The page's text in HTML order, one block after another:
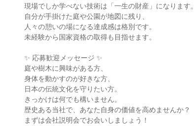
現場でしか学べない技術は「一生の財産」になります。
自分が手掛けた庭や公園が地図に残り、
人々の憩いの場になる達成感は格別です。
未経験から国家資格の取得も目指せます。
✨ 応募歓迎メッセージ ✨
庭や樹木に興味がある方、
身体を動かすのが好きな方、
日本の伝統文化を守りたい方。
きっかけは何でも構いません。
歴史ある当社で、あなた自身の価値を高めませんか？
まずは会社説明会でお会いしましょう！